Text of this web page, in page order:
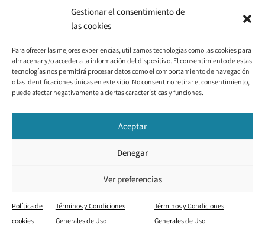
Gestionar el consentimiento de
las cookies
Para ofrecer las mejores experiencias, utilizamos tecnologías como las cookies para
almacenar y/o acceder a la información del dispositivo. El consentimiento de estas
tecnologías nos permitirá procesar datos como el comportamiento de navegación
o las identificaciones únicas en este sitio. No consentir o retirar el consentimiento,
puede afectar negativamente a ciertas características y funciones.
Aceptar
Denegar
Ver preferencias
Política de
cookies
Términos y Condiciones
Generales de Uso
Términos y Condiciones
Generales de Uso
Legal
Cookies
Condiciones de venta
Info
Mi cuenta
Mis pedidos
Redes Sociales
c
e
o
o
I
s
t
u
t
b
e
Diseño web creado por estudiolelle.com